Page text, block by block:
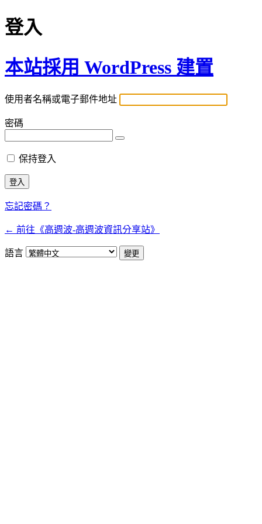
登入
本站採用 WordPress 建置
使用者名稱或電子郵件地址
密碼
保持登入
忘記密碼？
← 前往《高週波-高週波資訊分享站》
語言